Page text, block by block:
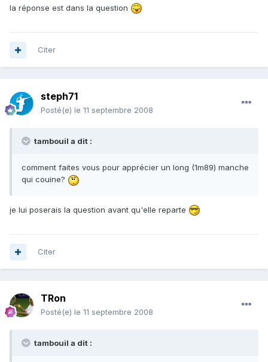
la réponse est dans la question
Citer
steph71
Posté(e) le 11 septembre 2008
tambouil a dit :
comment faites vous pour apprécier un long (1m89) manche
qui couine?
je lui poserais la question avant qu'elle reparte
Citer
TRon
Posté(e) le 11 septembre 2008
tambouil a dit :